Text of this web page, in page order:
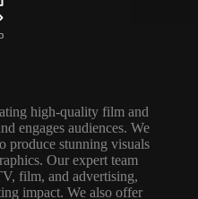
high-quality film and
engages audiences. We
produce stunning visuals
Our expert team
film, and advertising,
impact. We also offer